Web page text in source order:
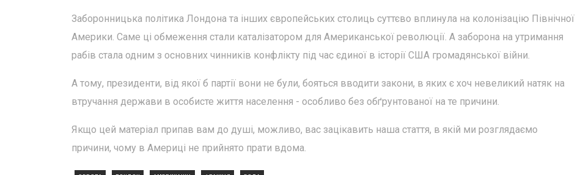
Заборонницька політика Лондона та інших європейських столиць суттєво вплинула на колонізацію Північної
Америки. Саме ці обмеження стали каталізатором для Американської революції. А заборона на утримання
рабів стала одним з основних чинників конфлікту під час єдиної в історії США громадянської війни.
А тому, президенти, від якої б партії вони не були, бояться вводити закони, в яких є хоч невеликий натяк на
втручання держави в особисте життя населення - особливо без обґрунтованої на те причини.
Якщо цей матеріал припав вам до душі, можливо, вас зацікавить наша стаття, в якій ми розглядаємо
причини, чому в Америці не прийнято прати вдома.